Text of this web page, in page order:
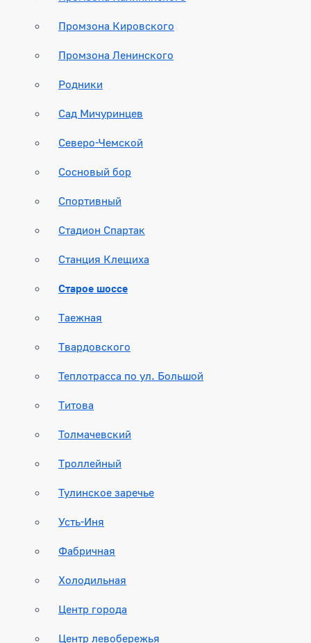
Промзона Кировского
Промзона Ленинского
Родники
Сад Мичуринцев
Северо-Чемской
Сосновый бор
Спортивный
Стадион Спартак
Станция Клещиха
Старое шоссе
Таежная
Твардовского
Теплотрасса по ул. Большой
Титова
Толмачевский
Троллейный
Тулинское заречье
Усть-Иня
Фабричная
Холодильная
Центр города
Центр левобережья